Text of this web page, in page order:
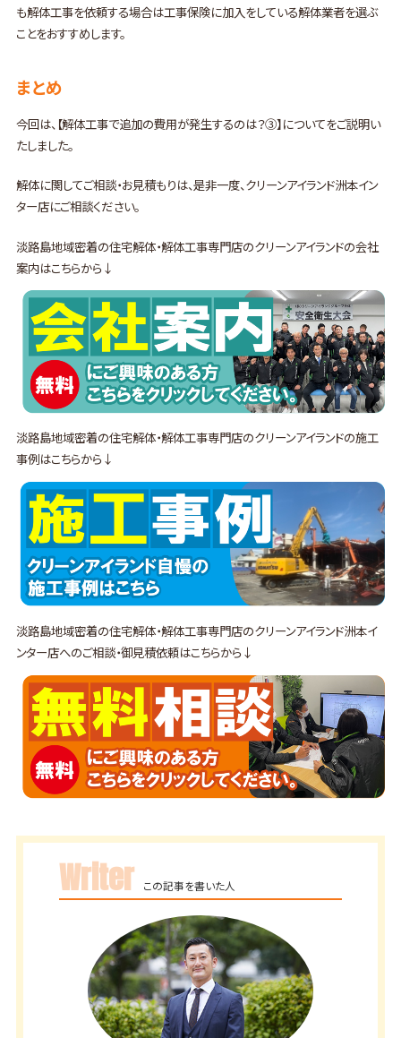
も解体工事を依頼する場合は工事保険に加入をしている解体業者を選ぶ
ことをおすすめします。
まとめ
今回は、【解体工事で追加の費用が発生するのは？③】についてをご説明い
たしました。
解体に関してご相談・お見積もりは、是非一度、クリーンアイランド洲本イン
ター店にご相談ください。
淡路島地域密着の住宅解体・解体工事専門店のクリーンアイランドの会社
案内はこちらから↓
淡路島地域密着の住宅解体・解体工事専門店のクリーンアイランドの施工
事例はこちらから↓
淡路島地域密着の住宅解体・解体工事専門店のクリーンアイランド洲本イ
ンター店へのご相談・御見積依頼はこちらから↓
Writer この記事を書いた人